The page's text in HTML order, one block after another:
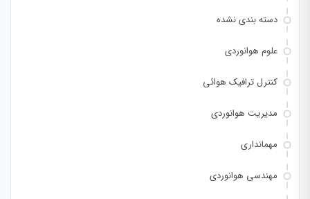
دسته بندی نشده
علوم هوانوردی
کنترل ترافیک هوائی
مدیریت هوانوردی
مهمانداری
مهندسی هوانوردی